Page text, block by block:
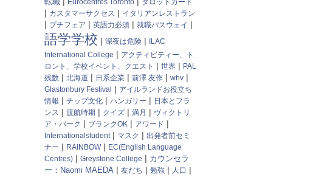
Eurocentres Toronto タロットカード
| カスタマーサクセス | イタリアンレストラン
| プチフェア | 英語力必須 | 就職パスウェイ |
語学学校 | 深夜は危険 |
ILAC
International College | アクティビティー、ト
ロント、学校イベント、クエスト | 世界 | PAL
残数 | 北海道 | 日系企業 | 前澤 友作 | whv |
Glastonbury Festival | アイルランドお役立ち
情報 | チップ文化 | ハンガリー | 日本とフラ
ンス | 渡航時期 | クイズ | 満月 | ヴィクトリ
ア・パーク | ブランクOK | アワード |
Internationalstudent | マスク | 出発者前セミ
ナー | RAINBOW| EC(English Language
Centres) | Greystone College | カウンセラ
ー：Naomi MAEDA | 友だち | 勉強 | 人口 |